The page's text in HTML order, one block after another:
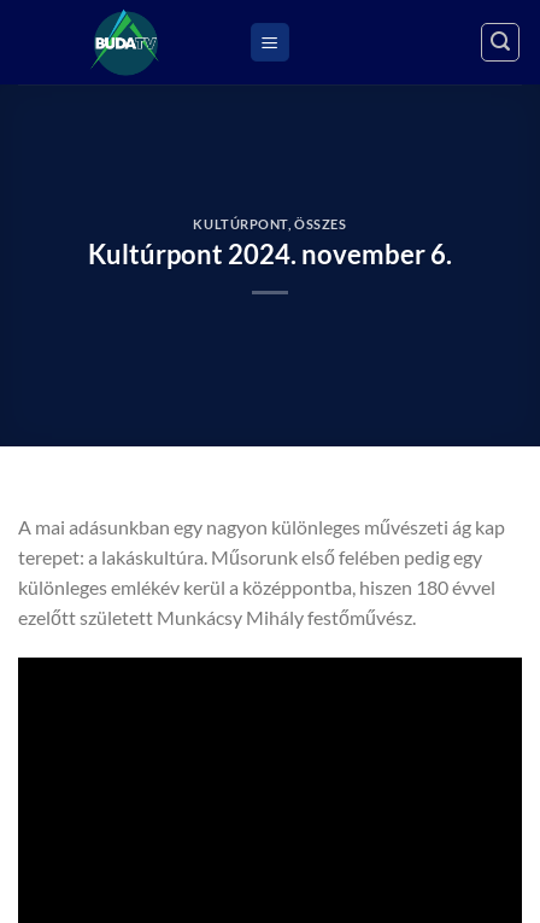
KULTÚRPONT ,ÖSSZES
Kultúrpont 2024. november 6.
A mai adásunkban egy nagyon különleges művészeti ág kap
terepet: a lakáskultúra. Műsorunk első felében pedig egy
különleges emlékév kerül a középpontba, hiszen 180 évvel
ezelőtt született Munkácsy Mihály festőművész.